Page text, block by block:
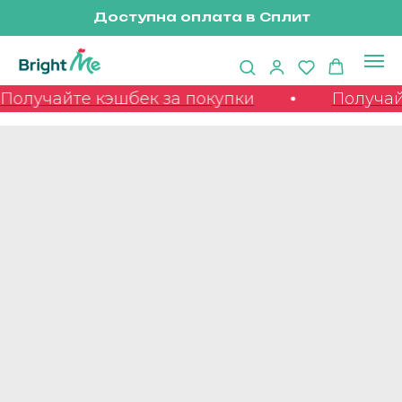
Доступна оплата в Сплит
кэшбек за покупки